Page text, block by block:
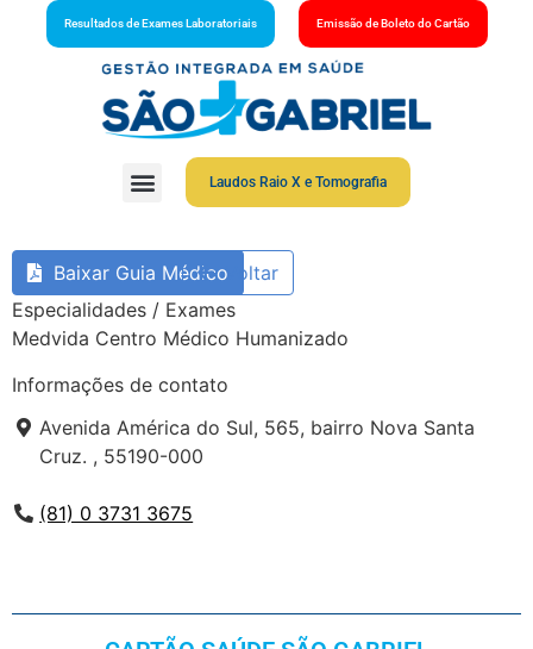
Resultados de Exames Laboratoriais Emissão de Boleto do Cartão
Laudos Raio X e Tomografia
Baixar Guia MédicoVoltar
Especialidades / Exames
Medvida Centro Médico Humanizado
Informações de contato
Avenida América do Sul, 565, bairro Nova Santa
Cruz. , 55190-000
(81) 0 3731 3675